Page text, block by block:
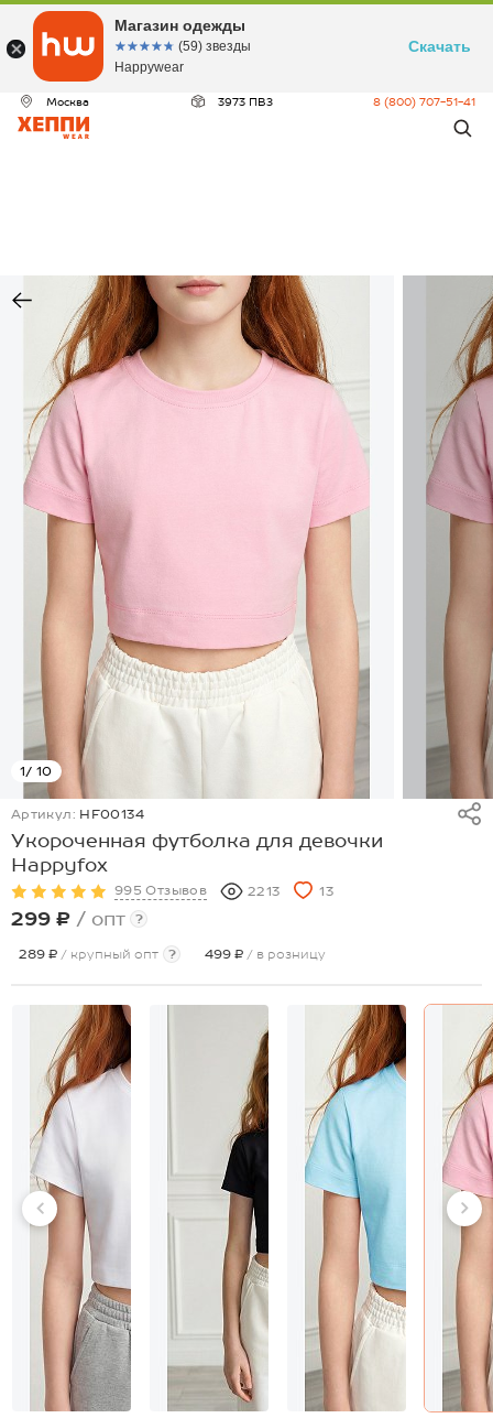
Москва 3973 ПВЗ 8 (800) 707-51-41
1/ 10
Артикул: HF00134
Укороченная футболка для девочки
Happyfox
995 Отзывов 2213 13
299 ₽ / опт ?
289 ₽ / крупный опт ? 499 ₽ / в розницу
Магазин одежды
☆☆☆☆☆
★★★★★ (59) звезды
Happywear
Скачать